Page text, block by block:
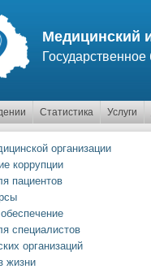
Медицинский
Статистика Услуги
организации
коррупции
пациентов
специалистов
организаций
жизни